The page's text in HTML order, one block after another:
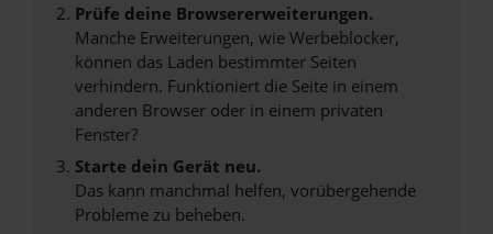
Prüfe deine Browsererweiterungen.
Manche Erweiterungen, wie Werbeblocker,
können das Laden bestimmter Seiten
verhindern. Funktioniert die Seite in einem
anderen Browser oder in einem privaten
Fenster?
Starte dein Gerät neu.
Das kann manchmal helfen, vorübergehende
Probleme zu beheben.